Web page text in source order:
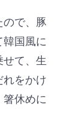
ので、豚
韓国風に
て、生
れをかけ
箸休めに